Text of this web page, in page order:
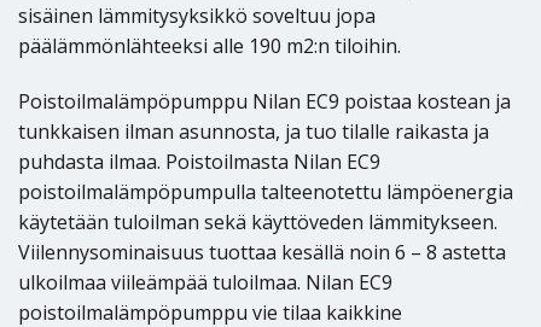
sisäinen lämmitysyksikkö soveltuu jopa
päälämmönlähteeksi alle 190 m2:n tiloihin.
Poistoilmalämpöpumppu Nilan EC9 poistaa kostean ja
tunkkaisen ilman asunnosta, ja tuo tilalle raikasta ja
puhdasta ilmaa. Poistoilmasta Nilan EC9
poistoilmalämpöpumpulla talteenotettu lämpöenergia
käytetään tuloilman sekä käyttöveden lämmitykseen.
Viilennysominaisuus tuottaa kesällä noin 6 – 8 astetta
ulkoilmaa viileämpää tuloilmaa. Nilan EC9
poistoilmalämpöpumppu vie tilaa kaikkine